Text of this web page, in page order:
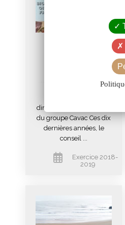
directeur général adjoint
du groupe Cavac Ces dix
dernières années, le
conseil ...
Exercice 2018-
2019